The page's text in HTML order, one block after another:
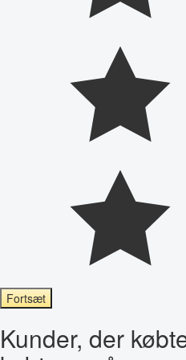
Fortsæt
Kunder, der